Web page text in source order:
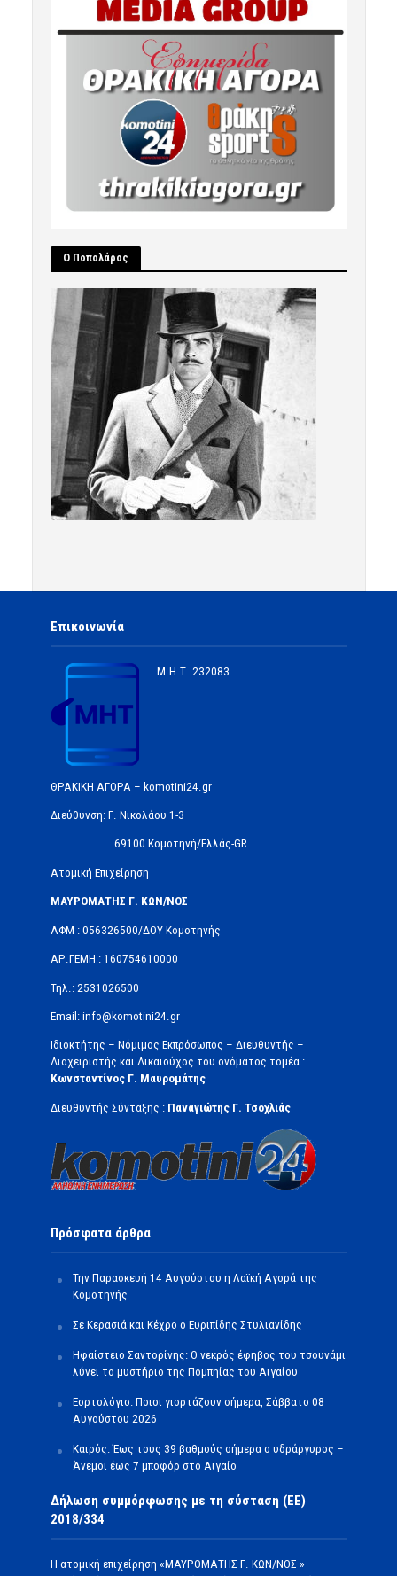
Ο Ποπολάρος
Επικοινωνία
Μ.Η.Τ. 232083
ΘΡΑΚΙΚΗ ΑΓΟΡΑ – komotini24.gr
Διεύθυνση: Γ. Νικολάου 1-3
69100 Κομοτηνή/Ελλάς-GR
Ατομική Επιχείρηση
ΜΑΥΡΟΜΑΤΗΣ Γ. ΚΩΝ/ΝΟΣ
ΑΦΜ : 056326500/ΔOΥ Κομοτηνής
ΑΡ.ΓΕΜΗ : 160754610000
Τηλ.: 2531026500
Email: info@komotini24.gr
Ιδιοκτήτης – Νόμιμος Εκπρόσωπος – Διευθυντής –
Διαχειριστής και Δικαιούχος του ονόματος τομέα :
Κωνσταντίνος Γ. Μαυρομάτης
Διευθυντής Σύνταξης : Παναγιώτης Γ. Τσοχλιάς
Πρόσφατα άρθρα
Την Παρασκευή 14 Αυγούστου η Λαϊκή Αγορά της
Κομοτηνής
Σε Κερασιά και Κέχρο ο Ευριπίδης Στυλιανίδης
Ηφαίστειο Σαντορίνης: Ο νεκρός έφηβος του τσουνάμι
λύνει το μυστήριο της Πομπηίας του Αιγαίου
Εορτολόγιο: Ποιοι γιορτάζουν σήμερα, Σάββατο 08
Αυγούστου 2026
Καιρός: Έως τους 39 βαθμούς σήμερα ο υδράργυρος –
Άνεμοι έως 7 μποφόρ στο Αιγαίο
Δήλωση συμμόρφωσης με τη σύσταση (ΕΕ)
2018/334
Η ατομική επιχείρηση «ΜΑΥΡΟΜΑΤΗΣ Γ. ΚΩΝ/ΝΟΣ »